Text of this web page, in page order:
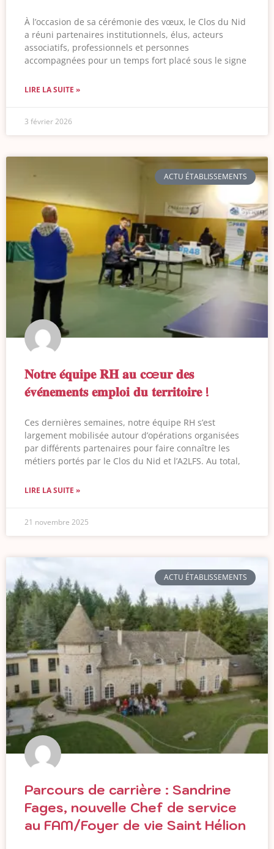
À l’occasion de sa cérémonie des vœux, le Clos du Nid
a réuni partenaires institutionnels, élus, acteurs
associatifs, professionnels et personnes
accompagnées pour un temps fort placé sous le signe
LIRE LA SUITE »
3 février 2026
ACTU ÉTABLISSEMENTS
𝐍𝐨𝐭𝐫𝐞 𝐞́𝐪𝐮𝐢𝐩𝐞 𝐑𝐇 𝐚𝐮 𝐜œ𝐮𝐫 𝐝𝐞𝐬
𝐞́𝐯𝐞́𝐧𝐞𝐦𝐞𝐧𝐭𝐬 𝐞𝐦𝐩𝐥𝐨𝐢 𝐝𝐮 𝐭𝐞𝐫𝐫𝐢𝐭𝐨𝐢𝐫𝐞 !
Ces dernières semaines, notre équipe RH s’est
largement mobilisée autour d’opérations organisées
par différents partenaires pour faire connaître les
métiers portés par le Clos du Nid et l’A2LFS. Au total,
LIRE LA SUITE »
21 novembre 2025
ACTU ÉTABLISSEMENTS
Parcours de carrière : Sandrine
Fages, nouvelle Chef de service
au FAM/Foyer de vie Saint Hélion